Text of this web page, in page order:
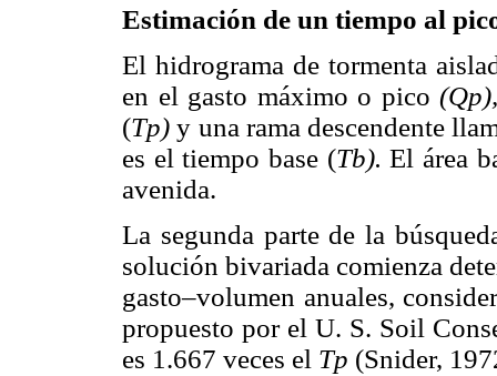
Estimación de un tiempo al
El hidrograma de tormenta
en el gasto máximo o pico
(Tp)y una rama descendente
es el tiempo base (Tb).El área
avenida.
La segunda parte de la
solución bivariada comienza
gasto–volumen anuales,
propuesto por el U. S. Soil
es 1.667 veces el Tp (Snider,